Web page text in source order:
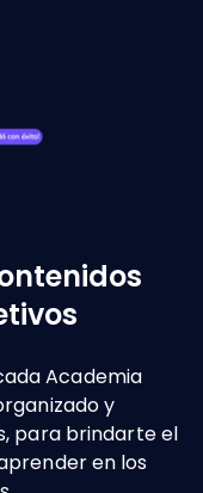
Academia
y
para brindarte el
en los